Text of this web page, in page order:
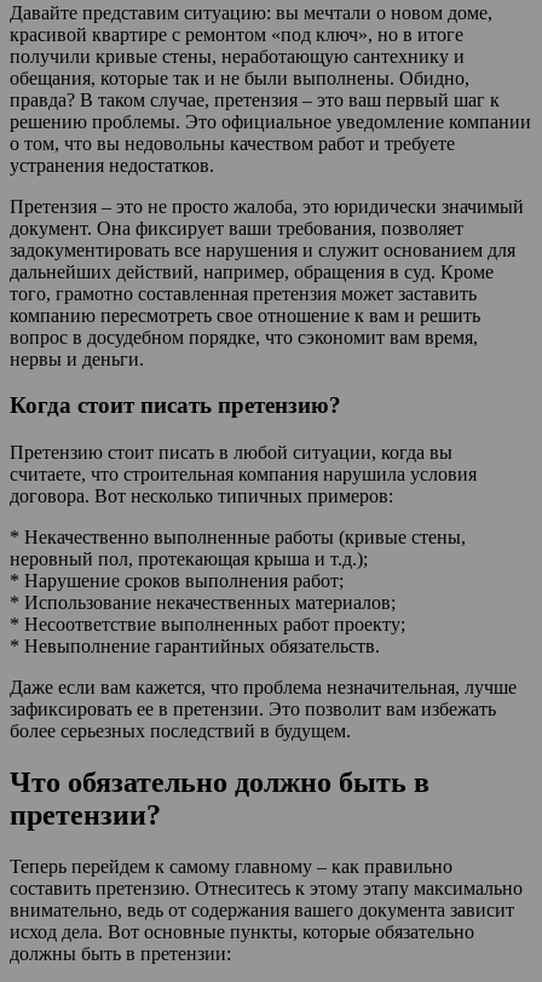
Давайте представим ситуацию: вы мечтали о новом доме,
красивой квартире с ремонтом «под ключ», но в итоге
получили кривые стены, неработающую сантехнику и
обещания, которые так и не были выполнены. Обидно,
правда? В таком случае, претензия – это ваш первый шаг к
решению проблемы. Это официальное уведомление компании
о том, что вы недовольны качеством работ и требуете
устранения недостатков.
Претензия – это не просто жалоба, это юридически значимый
документ. Она фиксирует ваши требования, позволяет
задокументировать все нарушения и служит основанием для
дальнейших действий, например, обращения в суд. Кроме
того, грамотно составленная претензия может заставить
компанию пересмотреть свое отношение к вам и решить
вопрос в досудебном порядке, что сэкономит вам время,
нервы и деньги.
Когда стоит писать претензию?
Претензию стоит писать в любой ситуации, когда вы
считаете, что строительная компания нарушила условия
договора. Вот несколько типичных примеров:
* Некачественно выполненные работы (кривые стены,
неровный пол, протекающая крыша и т.д.);
* Нарушение сроков выполнения работ;
* Использование некачественных материалов;
* Несоответствие выполненных работ проекту;
* Невыполнение гарантийных обязательств.
Даже если вам кажется, что проблема незначительная, лучше
зафиксировать ее в претензии. Это позволит вам избежать
более серьезных последствий в будущем.
Что обязательно должно быть в
претензии?
Теперь перейдем к самому главному – как правильно
составить претензию. Отнеситесь к этому этапу максимально
внимательно, ведь от содержания вашего документа зависит
исход дела. Вот основные пункты, которые обязательно
должны быть в претензии: